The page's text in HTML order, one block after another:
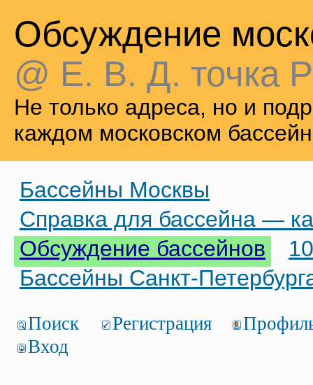
Обсуждение
@ Е. В. Д. точка
Не только адреса, но и
каждом московском
Бассейны Москвы
Справка для бассейна —
Обсуждение бассейнов
Бассейны Санкт-
Поиск Регистрация
Вход